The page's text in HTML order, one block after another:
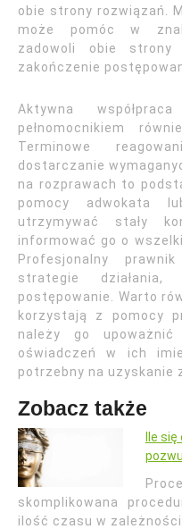
obie strony rozwiązań.
może pomóc w
zadowoli obie
zakończenie
Aktywna
pełnomocnikiem
Terminowe
dostarczanie
na rozprawach to
pomocy adwokata
utrzymywać stały
informować go o
Profesjonalny
strategie
postępowanie. Warto
korzystają z pomocy
należy go upoważnić
oświadczeń w ich
potrzebny na uzyskanie
Zobacz także
Ile
skomplikowana
ilość czasu w zależności